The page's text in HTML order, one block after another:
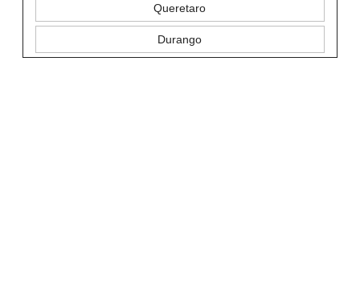
Queretaro
Durango